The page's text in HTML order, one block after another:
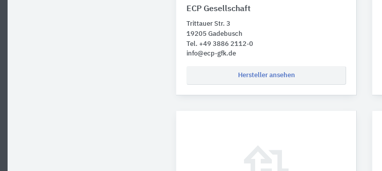
ECP Gesellschaft
Trittauer Str. 3
19205 Gadebusch
Tel. +49 3886 2112-0
info@ecp-gfk.de
Hersteller ansehen